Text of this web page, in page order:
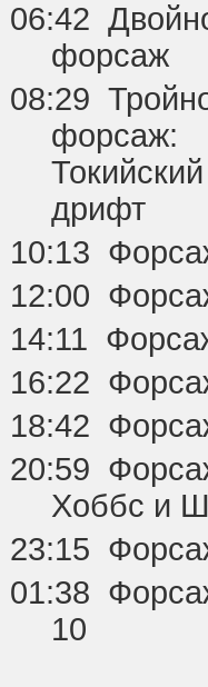
06:42
форсаж
08:29
форсаж:
Токийский
дрифт
10:13
12:00
14:11
16:22
18:42
20:59
Хоббс и
23:15
01:38
10